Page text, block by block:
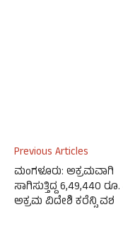
Previous Articles
ಮಂಗಳೂರು: ಅಕ್ರಮವಾಗಿ
ಸಾಗಿಸುತ್ತಿದ್ದ 6,49,440
ಅಕ್ರಮ ವಿದೇಶಿ ಕರೆನ್ಸಿ ವಶ